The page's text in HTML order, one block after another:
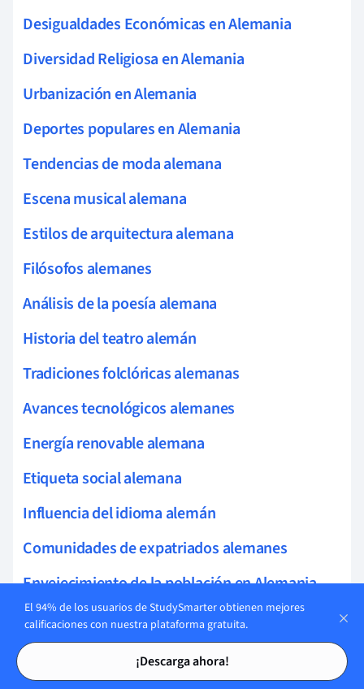
Tarjetas de estudio
Tarjetas de estudio
Desigualdades Económicas en Alemania
Diversidad Religiosa en Alemania
Urbanización en Alemania
Deportes populares en Alemania
Tendencias de moda alemana
Escena musical alemana
Estilos de arquitectura alemana
Filósofos alemanes
Análisis de la poesía alemana
Historia del teatro alemán
Tradiciones folclóricas alemanas
Avances tecnológicos alemanes
Energía renovable alemana
Etiqueta social alemana
Influencia del idioma alemán
Comunidades de expatriados alemanes
Envejecimiento de la población en Alemania
Problemas de desempleo en Alemania
Sistema de seguridad social alemán
El 94% de los usuarios de StudySmarter obtienen mejores
calificaciones con nuestra plataforma gratuita.
¡Descarga ahora!